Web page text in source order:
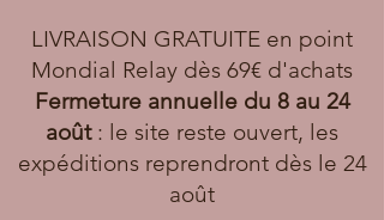
LIVRAISON GRATUITE en point
Mondial Relay dès 69€ d'achats
Fermeture annuelle du 8 au 24
août: le site reste ouvert, les
expéditions reprendront dès le 24
août